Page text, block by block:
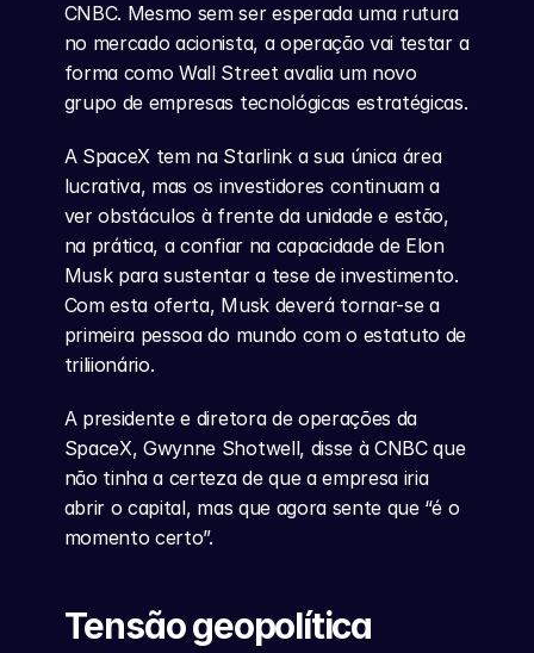
CNBC. Mesmo sem ser esperada uma rutura
no mercado acionista, a operação vai testar a
forma como Wall Street avalia um novo
grupo de empresas tecnológicas estratégicas.
A SpaceX tem na Starlink a sua única área
lucrativa, mas os investidores continuam a
ver obstáculos à frente da unidade e estão,
na prática, a confiar na capacidade de Elon
Musk para sustentar a tese de investimento.
Com esta oferta, Musk deverá tornar-se a
primeira pessoa do mundo com o estatuto de
triliionário.
A presidente e diretora de operações da
SpaceX, Gwynne Shotwell, disse à CNBC que
não tinha a certeza de que a empresa iria
abrir o capital, mas que agora sente que “é o
momento certo”.
Tensão geopolítica